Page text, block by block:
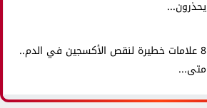
يحذرون...
8 علامات خطيرة لنقص الأكسجين في الدم..
متى...